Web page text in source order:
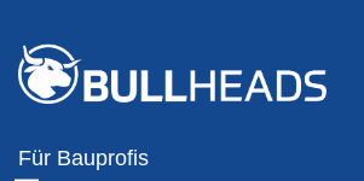
Für Bauprofis